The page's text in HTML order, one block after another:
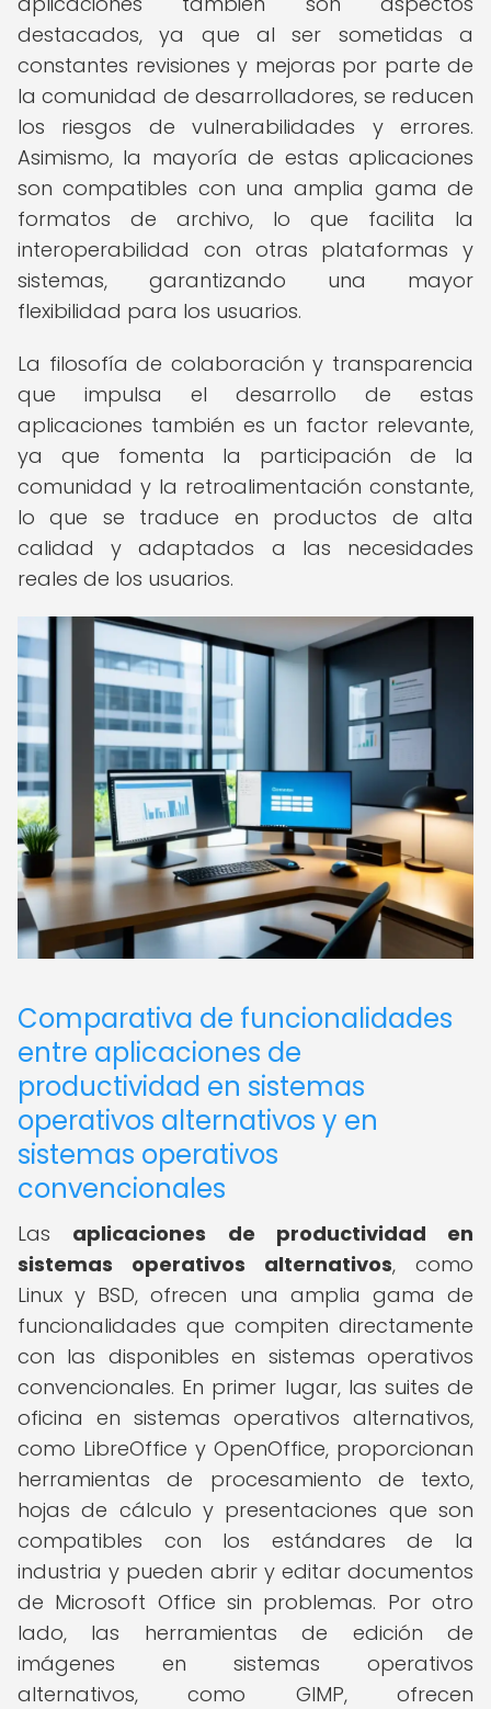
destacados, ya que al ser sometidas a
constantes revisiones y mejoras por parte de
la comunidad de desarrolladores, se reducen
los riesgos de vulnerabilidades y errores.
Asimismo, la mayoría de estas aplicaciones
son compatibles con una amplia gama de
formatos de archivo, lo que facilita la
interoperabilidad con otras plataformas y
sistemas, garantizando una mayor
flexibilidad para los usuarios.
La filosofía de colaboración y transparencia
que impulsa el desarrollo de estas
aplicaciones también es un factor relevante,
ya que fomenta la participación de la
comunidad y la retroalimentación constante,
lo que se traduce en productos de alta
calidad y adaptados a las necesidades
reales de los usuarios.
Comparativa de funcionalidades
entre aplicaciones de
productividad en sistemas
operativos alternativos y en
sistemas operativos
convencionales
Las aplicaciones de productividad en
sistemas operativos alternativos, como
Linux y BSD, ofrecen una amplia gama de
funcionalidades que compiten directamente
con las disponibles en sistemas operativos
convencionales. En primer lugar, las suites de
oficina en sistemas operativos alternativos,
como LibreOffice y OpenOffice, proporcionan
herramientas de procesamiento de texto,
hojas de cálculo y presentaciones que son
compatibles con los estándares de la
industria y pueden abrir y editar documentos
de Microsoft Office sin problemas. Por otro
lado, las herramientas de edición de
imágenes en sistemas operativos
alternativos, como GIMP, ofrecen